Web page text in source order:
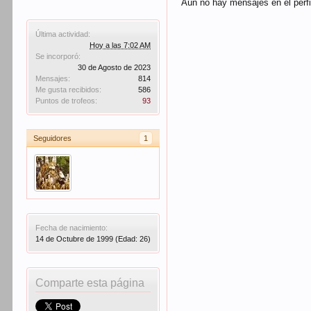
Última actividad:
Hoy a las 7:02 AM
Se incorporó:
30 de Agosto de 2023
Mensajes:
814
Me gusta recibidos:
586
Puntos de trofeos:
93
Seguidores 1
Fecha de nacimiento:
14 de Octubre de 1999 (Edad: 26)
Comparte esta página
Aún no hay mensajes en el